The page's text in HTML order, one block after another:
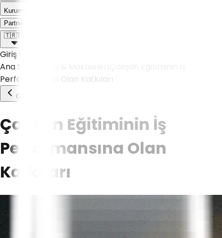
Kurumsal
Partner Olmak İstiyorum
🇹🇷TR
Giriş Yap
Ana Sayfa
Performansına Olan Katkıları
Geri Dön
Çalışan Eğitiminin İş
Performansına Olan
Katkıları